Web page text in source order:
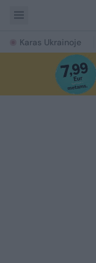
Karas Ukrainoje